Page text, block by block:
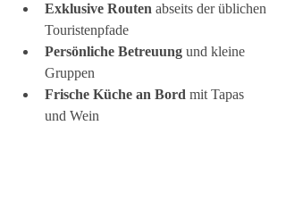
Exklusive Routen abseits der üblichen
Touristenpfade
Persönliche Betreuung und kleine
Gruppen
Frische Küche an Bord mit Tapas
und Wein